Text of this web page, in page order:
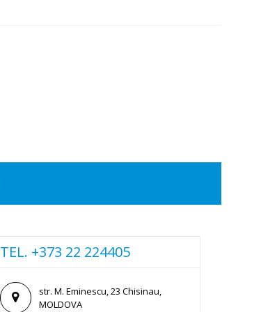
TEL. +373 22 224405
str. M. Eminescu, 23 Chisinau,
MOLDOVA